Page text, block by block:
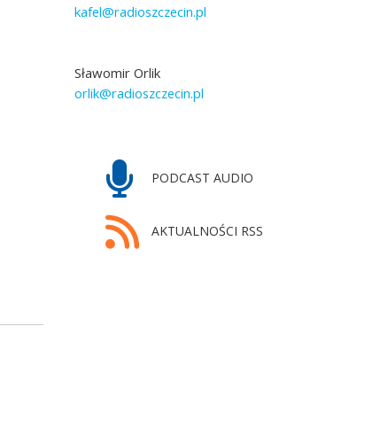
kafel@radioszczecin.pl
Sławomir Orlik
orlik@radioszczecin.pl
PODCAST AUDIO
AKTUALNOŚCI RSS